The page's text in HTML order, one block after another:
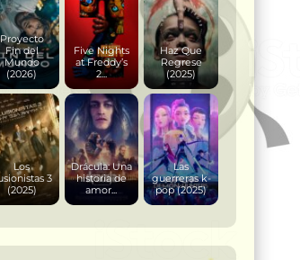
Proyecto
Fin del
Mundo
(2026)
Five Nights
at Freddy’s
2...
Haz Que
Regrese
(2025)
Los
3
(2025)
Drácula: Una
historia de
amor...
Las
guerreras k-
pop (2025)